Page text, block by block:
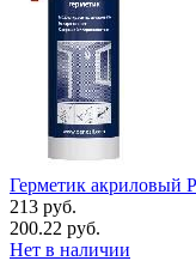
Герметик акриловый
213 руб.
200.22 руб.
Нет в наличии